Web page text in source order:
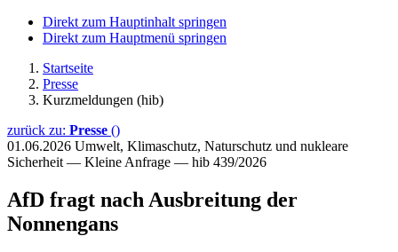
Direkt zum Hauptinhalt springen
Direkt zum Hauptmenü springen
Startseite
Presse
Kurzmeldungen (hib)
zurück zu: Presse ()
01.06.2026 Umwelt, Klimaschutz, Naturschutz und nukleare
Sicherheit — Kleine Anfrage — hib 439/2026
AfD fragt nach Ausbreitung der
Nonnengans